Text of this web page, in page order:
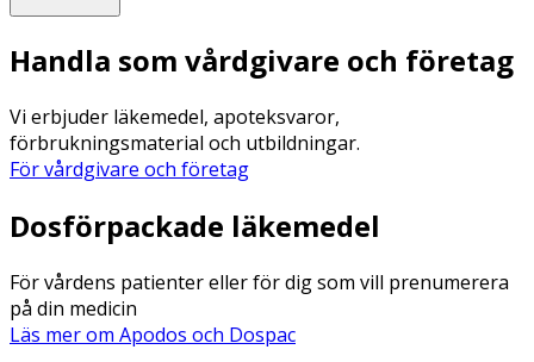
Handla som vårdgivare och företag
Vi erbjuder läkemedel, apoteksvaror,
förbrukningsmaterial och utbildningar.
För vårdgivare och företag
Dosförpackade läkemedel
För vårdens patienter eller för dig som vill prenumerera
på din medicin
Läs mer om Apodos och Dospac